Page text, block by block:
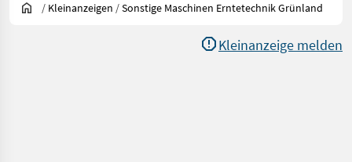
/ Kleinanzeigen /Sonstige Maschinen Erntetechnik Grünland
Kleinanzeige melden